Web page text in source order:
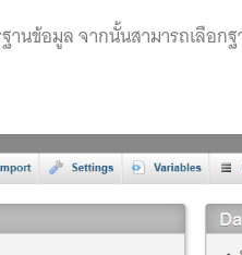
นข้อมูล จากนั้นสามารถเลือก